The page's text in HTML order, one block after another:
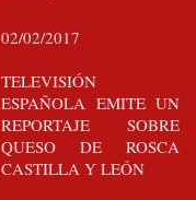
02/02/2017
TELEVISIÓN
ESPAÑOLA EMITE UN
REPORTAJE SOBRE
QUESO DE ROSCA
CASTILLA Y LEÓN